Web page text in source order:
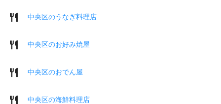
中央区のうなぎ料理店
中央区のお好み焼屋
中央区のおでん屋
中央区の海鮮料理店